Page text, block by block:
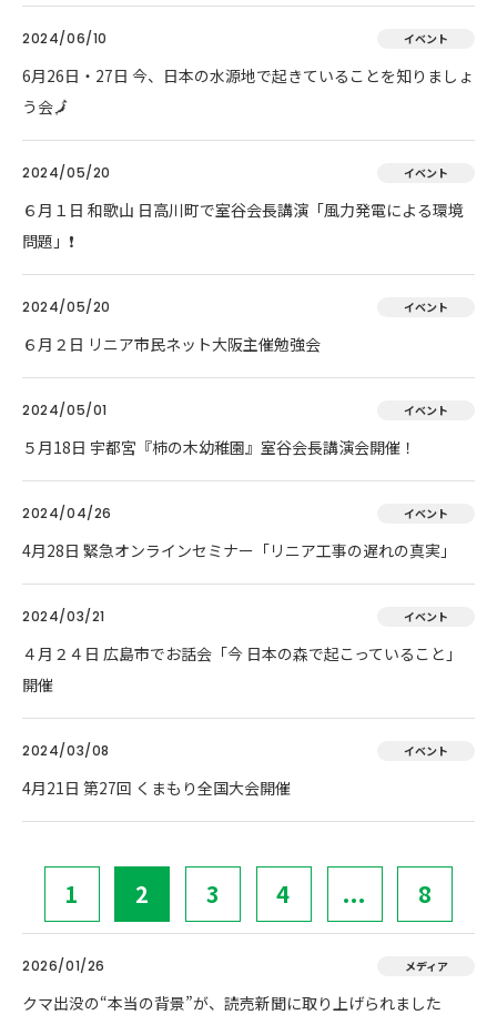
2024/06/10 イベント
6月26日・27日 今、日本の水源地で起きていることを知りましょ
う会🗾
2024/05/20 イベント
６月１日 和歌山 日高川町で室谷会長講演「風力発電による環境
問題」❗
2024/05/20 イベント
６月２日 リニア市民ネット大阪主催勉強会
2024/05/01 イベント
５月18日 宇都宮『柿の木幼稚園』室谷会長講演会開催！
2024/04/26 イベント
4月28日 緊急オンラインセミナー「リニア工事の遅れの真実」
2024/03/21 イベント
４月２４日 広島市でお話会「今 日本の森で起こっていること」
開催
2024/03/08 イベント
4月21日 第27回 くまもり全国大会開催
1 2 3 4 ... 8
2026/01/26 メディア
クマ出没の“本当の背景”が、読売新聞に取り上げられました